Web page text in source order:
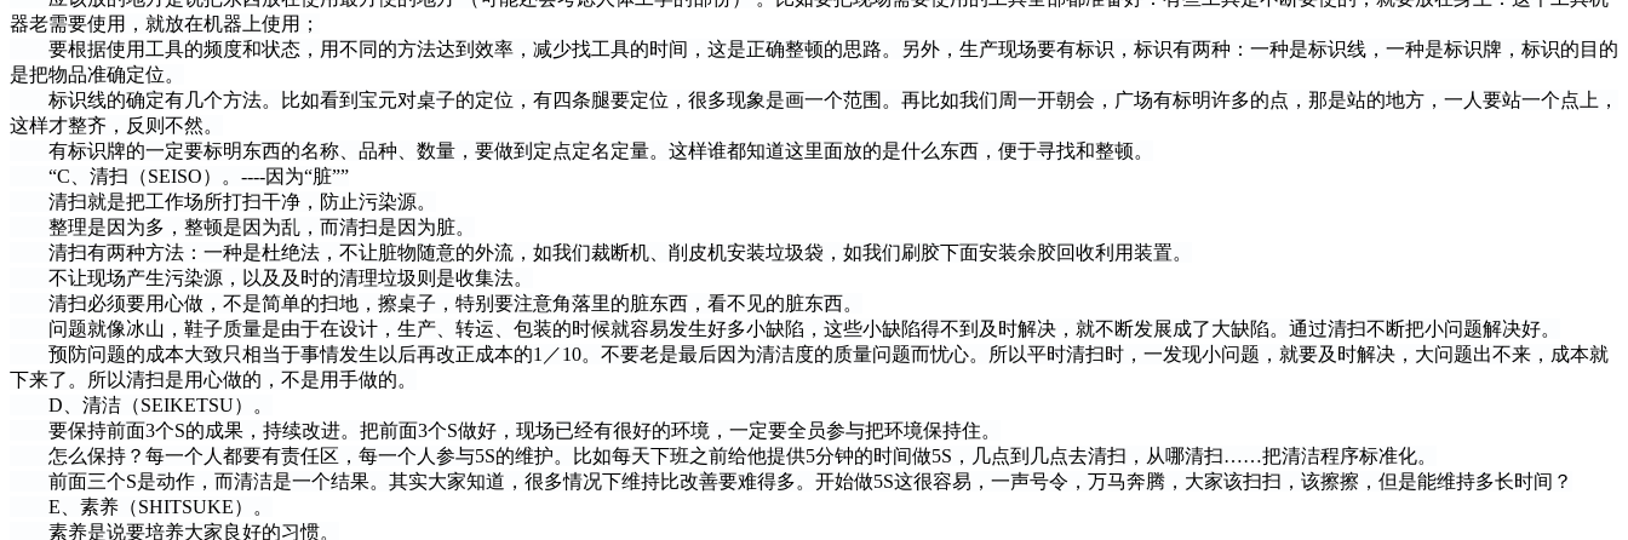
器老需要使用，就放在机器上使用；
要根据使用工具的频度和状态，用不同的方法达到效率，减少找工具的时间，这是正确整顿的思路。另外，生产现场要有标识，标识有两种：一种是标识线，一种是标识牌，标识的目的
是把物品准确定位。
标识线的确定有几个方法。比如看到宝元对桌子的定位，有四条腿要定位，很多现象是画一个范围。再比如我们周一开朝会，广场有标明许多的点，那是站的地方，一人要站一个点上，
这样才整齐，反则不然。
有标识牌的一定要标明东西的名称、品种、数量，要做到定点定名定量。这样谁都知道这里面放的是什么东西，便于寻找和整顿。
“C、清扫（SEISO）。----因为“脏””
清扫就是把工作场所打扫干净，防止污染源。
整理是因为多，整顿是因为乱，而清扫是因为脏。
清扫有两种方法：一种是杜绝法，不让脏物随意的外流，如我们裁断机、削皮机安装垃圾袋，如我们刷胶下面安装余胶回收利用装置。
不让现场产生污染源，以及及时的清理垃圾则是收集法。
清扫必须要用心做，不是简单的扫地，擦桌子，特别要注意角落里的脏东西，看不见的脏东西。
问题就像冰山，鞋子质量是由于在设计，生产、转运、包装的时候就容易发生好多小缺陷，这些小缺陷得不到及时解决，就不断发展成了大缺陷。通过清扫不断把小问题解决好。
预防问题的成本大致只相当于事情发生以后再改正成本的1／10。不要老是最后因为清洁度的质量问题而忧心。所以平时清扫时，一发现小问题，就要及时解决，大问题出不来，成本就
下来了。所以清扫是用心做的，不是用手做的。
D、清洁（SEIKETSU）。
要保持前面3个S的成果，持续改进。把前面3个S做好，现场已经有很好的环境，一定要全员参与把环境保持住。
怎么保持？每一个人都要有责任区，每一个人参与5S的维护。比如每天下班之前给他提供5分钟的时间做5S，几点到几点去清扫，从哪清扫……把清洁程序标准化。
前面三个S是动作，而清洁是一个结果。其实大家知道，很多情况下维持比改善要难得多。开始做5S这很容易，一声号令，万马奔腾，大家该扫扫，该擦擦，但是能维持多长时间？
E、素养（SHITSUKE）。
素养是说要培养大家良好的习惯。